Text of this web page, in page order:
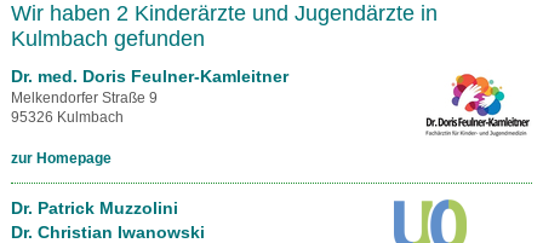
Wir haben 2 Kinderärzte und Jugendärzte in
Kulmbach gefunden
Dr. med. Doris Feulner-Kamleitner
Melkendorfer Straße 9
95326 Kulmbach
zur Homepage
Dr. Patrick Muzzolini
Dr. Christian Iwanowski